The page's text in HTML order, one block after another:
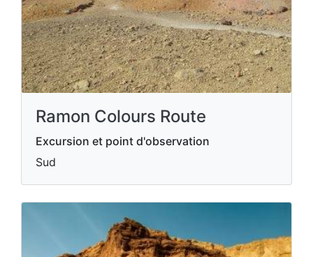
Ramon Colours Route
Excursion et point d'observation
Sud